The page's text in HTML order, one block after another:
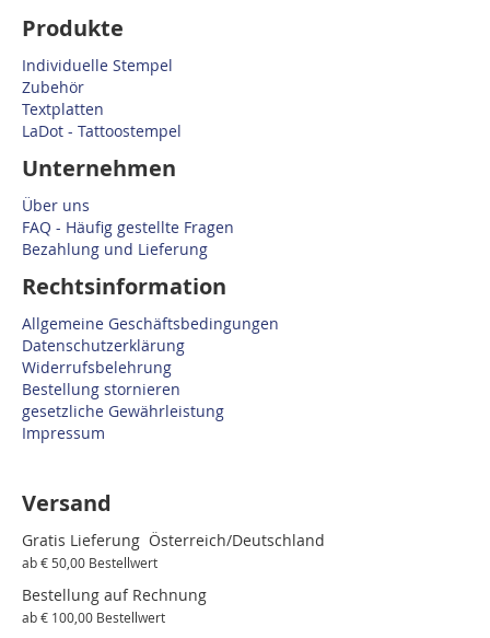
Produkte
Individuelle Stempel
Zubehör
Textplatten
LaDot - Tattoostempel
Unternehmen
Über uns
FAQ - Häufig gestellte Fragen
Bezahlung und Lieferung
Rechtsinformation
Allgemeine Geschäftsbedingungen
Datenschutzerklärung
Widerrufsbelehrung
Bestellung stornieren
gesetzliche Gewährleistung
Impressum
Versand
Gratis Lieferung Österreich/Deutschland
ab € 50,00 Bestellwert
Bestellung auf Rechnung
ab € 100,00 Bestellwert